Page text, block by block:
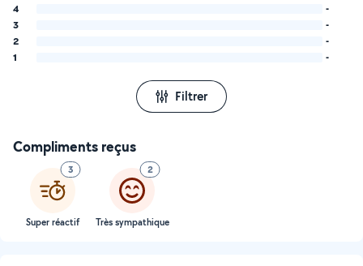
4
-
3
-
2
-
1
-
Filtrer
Compliments reçus
3
Super réactif
2
Très sympathique